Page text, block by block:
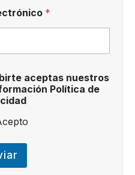
o
r
d
e
*
aceptas nuestros
Política de